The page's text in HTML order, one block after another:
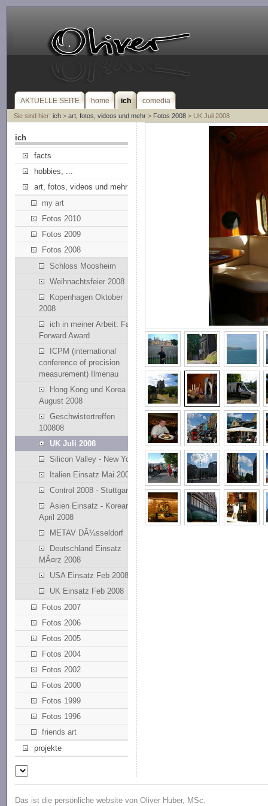
AKTUELLE SEITE home ich comedia
Sie sind hier: ich> art, fotos, videos und mehr> Fotos 2008> UK Juli 2008
ich
facts
hobbies, ...
art, fotos, videos und mehr
my art
Fotos 2010
Fotos 2009
Fotos 2008
Schloss Moosheim
Weihnachtsfeier 2008
Kopenhagen Oktober
2008
ich in meiner Arbeit: Fast
Forward Award
ICPM (international
conference of precision
measurement) Ilmenau
Hong Kong und Korea
August 2008
Geschwistertreffen
100808
UK Juli 2008
Silicon Valley - New York
Italien Einsatz Mai 2008
Control 2008 - Stuttgart
Asien Einsatz - Korean
April 2008
METAV DÃ¼sseldorf
Deutschland Einsatz
MÃ¤rz 2008
USA Einsatz Feb 2008
UK Einsatz Feb 2008
Fotos 2007
Fotos 2006
Fotos 2005
Fotos 2004
Fotos 2002
Fotos 2000
Fotos 1999
Fotos 1996
friends art
projekte
Das ist die persönliche website von Oliver Huber, MSc.